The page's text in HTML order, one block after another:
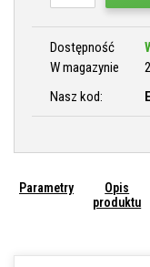
Dostępność
W magazynie
Nasz kod:
Parametry
Opis
produktu